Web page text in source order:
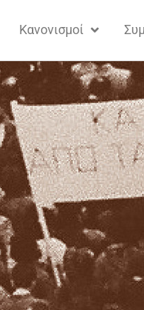
Κανονισμοί